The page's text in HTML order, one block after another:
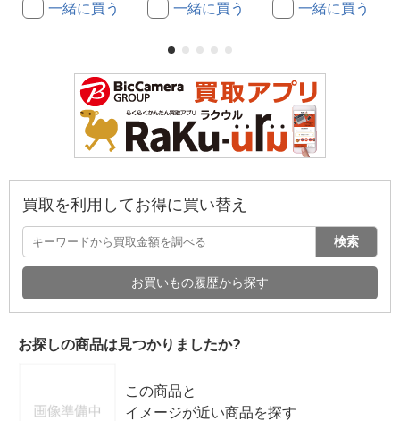
一緒に買う 一緒に買う 一緒に買う
買取を利用してお得に買い替え
検索
お買いもの履歴から探す
お探しの商品は見つかりましたか?
この商品と
イメージが近い商品を探す